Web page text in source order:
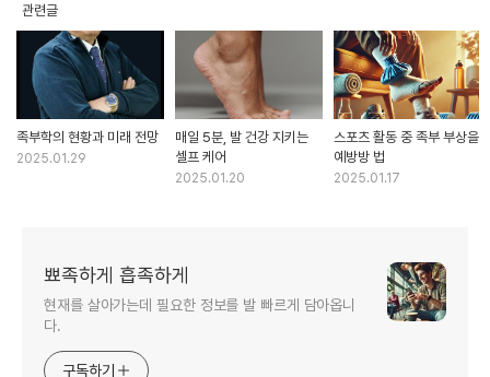
관련글
족부학의 현황과 미래 전망
2025.01.29
매일 5분, 발 건강 지키는
셀프 케어
2025.01.20
스포츠 활동 중 족부 부상을
예방방 법
2025.01.17
뾰족하게 흡족하게
현재를 살아가는데 필요한 정보를 발 빠르게 담아옵니
다.
구독하기